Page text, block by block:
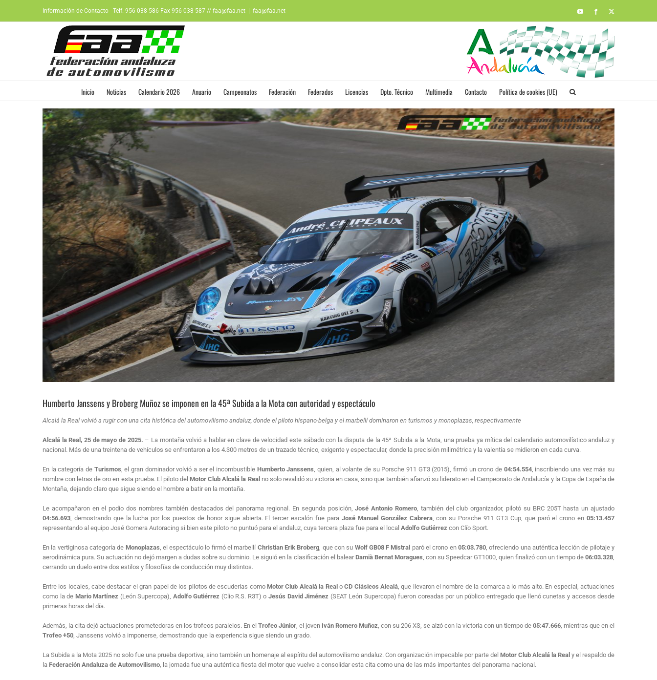
contenido
Información de Contacto - Telf. 956 038 586 Fax 956 038 587 // faa@faa.net faa@faa.net YouTubeFacebook
Inicio Noticias Calendario 2026 Anuario Campeonatos Federación Federados Licencias Dpto. Técnico Multimedia Contacto Política de cookies (UE)
Ver
imagen
más
grande
Humberto Janssens y Broberg Muñoz se imponen en la 45ª Subida a la Mota con autoridad y espectáculo
Alcalá la Real volvió a rugir con una cita histórica del automovilismo andaluz, donde el piloto hispano-belga y el marbellí dominaron en turismos y monoplazas, respectivamente
Alcalá la Real, 25 de mayo de 2025. – La montaña volvió a hablar en clave de velocidad este sábado con la disputa de la 45ª Subida a la Mota, una prueba ya mítica del calendario automovilístico andaluz y
nacional. Más de una treintena de vehículos se enfrentaron a los 4.300 metros de un trazado técnico, exigente y espectacular, donde la precisión milimétrica y la valentía se midieron en cada curva.
En la categoría de Turismos, el gran dominador volvió a ser el incombustible Humberto Janssens, quien, al volante de su Porsche 911 GT3 (2015), firmó un crono de 04:54.554, inscribiendo una vez más su
nombre con letras de oro en esta prueba. El piloto delMotor Club Alcalá la Real no solo revalidó su victoria en casa, sino que también afianzó su liderato en el Campeonato de Andalucía y la Copa de España de
Montaña, dejando claro que sigue siendo el hombre a batir en la montaña.
Le acompañaron en el podio dos nombres también destacados del panorama regional. En segunda posición,José Antonio Romero, también del club organizador, pilotó su BRC 205T hasta un ajustado
04:56.693, demostrando que la lucha por los puestos de honor sigue abierta. El tercer escalón fue para José Manuel González Cabrera, con su Porsche 911 GT3 Cup, que paró el crono en05:13.457
representando al equipo José Gomera Autoracing si bien este piloto no puntuó para el andaluz, cuya tercera plaza fue para el local Adolfo Gutiérrezcon Clío Sport.
En la vertiginosa categoría de Monoplazas, el espectáculo lo firmó el marbellí Christian Erik Broberg, que con su Wolf GB08 F Mistral paró el crono en 05:03.780, ofreciendo una auténtica lección de pilotaje y
aerodinámica pura. Su actuación no dejó margen a dudas sobre su dominio. Le siguió en la clasificación el balearDamià Bernat Moragues, con su Speedcar GT1000, quien finalizó con un tiempo de06:03.328,
cerrando un duelo entre dos estilos y filosofías de conducción muy distintos.
Entre los locales, cabe destacar el gran papel de los pilotos de escuderías comoMotor Club Alcalá la Real oCD Clásicos Alcalá, que llevaron el nombre de la comarca a lo más alto. En especial, actuaciones
como la de Mario Martínez (León Supercopa), Adolfo Gutiérrez (Clio R.S. R3T) o Jesús David Jiménez (SEAT León Supercopa) fueron coreadas por un público entregado que llenó cunetas y accesos desde
primeras horas del día.
Además, la cita dejó actuaciones prometedoras en los trofeos paralelos. En el Trofeo Júnior, el joven Iván Romero Muñoz, con su 206 XS, se alzó con la victoria con un tiempo de05:47.666, mientras que en el
Trofeo +50, Janssens volvió a imponerse, demostrando que la experiencia sigue siendo un grado.
La Subida a la Mota 2025 no solo fue una prueba deportiva, sino también un homenaje al espíritu del automovilismo andaluz. Con organización impecable por parte delMotor Club Alcalá la Real y el respaldo de
la Federación Andaluza de Automovilismo, la jornada fue una auténtica fiesta del motor que vuelve a consolidar esta cita como una de las más importantes del panorama nacional.